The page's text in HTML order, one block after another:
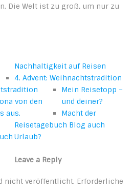
Die Welt ist zu groß, um nur zu
Nachhaltigkeit auf Reisen
4. Advent: Weihnachtstradition
Mein Reisetopp –
und deiner?
Macht der
Reisetagebuch Blog auch
Urlaub?
Leave a Reply
nicht veröffentlicht. Erforderliche